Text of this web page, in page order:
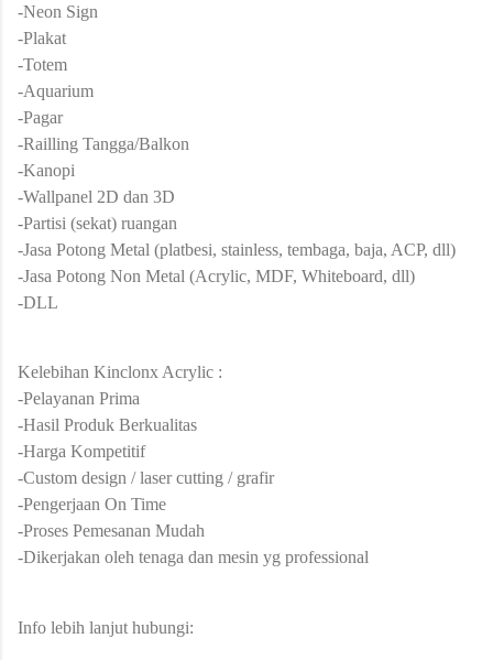
-Neon Sign
-Plakat
-Totem
-Aquarium
-Pagar
-Railling Tangga/Balkon
-Kanopi
-Wallpanel 2D dan 3D
-Partisi (sekat) ruangan
-Jasa Potong Metal (platbesi, stainless, tembaga, baja, ACP, dll)
-Jasa Potong Non Metal (Acrylic, MDF, Whiteboard, dll)
-DLL
Kelebihan Kinclonx Acrylic :
-Pelayanan Prima
-Hasil Produk Berkualitas
-Harga Kompetitif
-Custom design / laser cutting / grafir
-Pengerjaan On Time
-Proses Pemesanan Mudah
-Dikerjakan oleh tenaga dan mesin yg professional
Info lebih lanjut hubungi: